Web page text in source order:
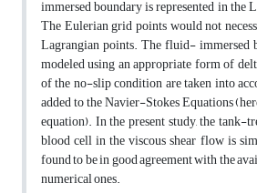
immersed boundary is represented in the
The Eulerian grid points would not
Lagrangian points. The fluid- immersed
modeled using an appropriate form of
of the no-slip condition are taken into
added to the Navier-Stokes Equations
equation). In the present study, the tank-
blood cell in the viscous shear flow is
found to be in good agreement with the
numerical ones.